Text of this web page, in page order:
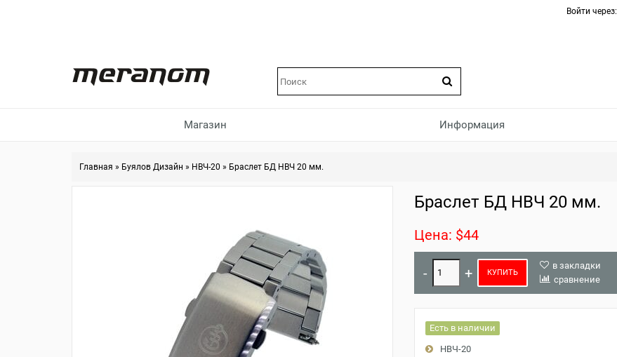
Войти через:
Магазин Информация
Главная » Буялов Дизайн » НВЧ-20 » Браслет БД НВЧ 20 мм.
Браслет БД НВЧ 20 мм.
Цена: $44
КУПИТЬ
в закладки
сравнение
Есть в наличии
НВЧ-20